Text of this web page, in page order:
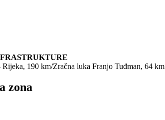
190 km/Zračna luka Franjo Tuđman, 64 km
zona